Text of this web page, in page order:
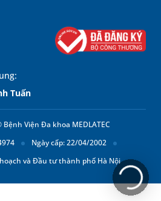
Tuấn
Viện Đa khoa MEDLATEC
Ngày cấp: 22/04/2002
và Đầu tư thành phố Hà Nội